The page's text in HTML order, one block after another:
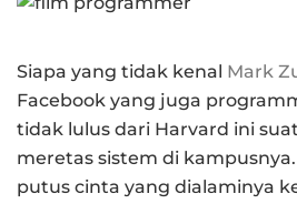
Siapa yang tidak kenal Mark
Facebook yang juga
tidak lulus dari Harvard ini
meretas sistem di
putus cinta yang dialaminya